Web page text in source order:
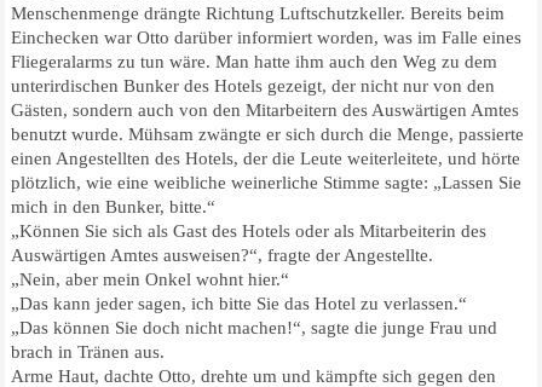
Menschenmenge drängte Richtung Luftschutzkeller. Bereits beim
Einchecken war Otto darüber informiert worden, was im Falle eines
Fliegeralarms zu tun wäre. Man hatte ihm auch den Weg zu dem
unterirdischen Bunker des Hotels gezeigt, der nicht nur von den
Gästen, sondern auch von den Mitarbeitern des Auswärtigen Amtes
benutzt wurde. Mühsam zwängte er sich durch die Menge, passierte
einen Angestellten des Hotels, der die Leute weiterleitete, und hörte
plötzlich, wie eine weibliche weinerliche Stimme sagte: „Lassen Sie
mich in den Bunker, bitte.“
„Können Sie sich als Gast des Hotels oder als Mitarbeiterin des
Auswärtigen Amtes ausweisen?“, fragte der Angestellte.
„Nein, aber mein Onkel wohnt hier.“
„Das kann jeder sagen, ich bitte Sie das Hotel zu verlassen.“
„Das können Sie doch nicht machen!“, sagte die junge Frau und
brach in Tränen aus.
Arme Haut, dachte Otto, drehte um und kämpfte sich gegen den